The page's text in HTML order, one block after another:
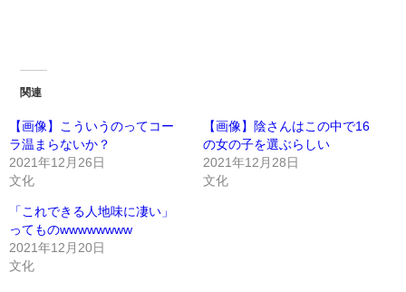
関連
【画像】こういうのってコー
ラ温まらないか？
2021年12月26日
文化
【画像】陰さんはこの中で16
の女の子を選ぶらしい
2021年12月28日
文化
「これできる人地味に凄い」
ってものwwwwwwww
2021年12月20日
文化